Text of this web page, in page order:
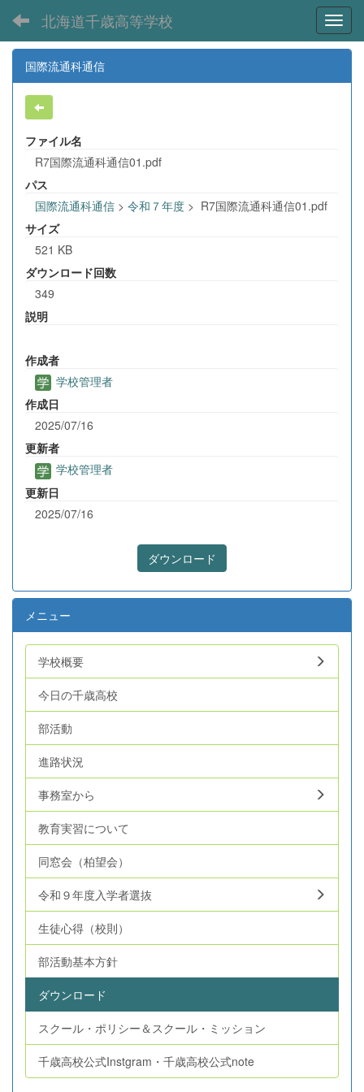
北海道千歳高等学校
国際流通科通信
ファイル名
R7国際流通科通信01.pdf
パス
国際流通科通信 > 令和７年度 > R7国際流通科通信01.pdf
サイズ
521 KB
ダウンロード回数
349
説明
作成者
学校管理者
作成日
2025/07/16
更新者
学校管理者
更新日
2025/07/16
ダウンロード
メニュー
学校概要
今日の千歳高校
部活動
進路状況
事務室から
教育実習について
同窓会（柏望会）
令和９年度入学者選抜
生徒心得（校則）
部活動基本方針
ダウンロード
スクール・ポリシー＆スクール・ミッション
千歳高校公式Instgram・千歳高校公式note